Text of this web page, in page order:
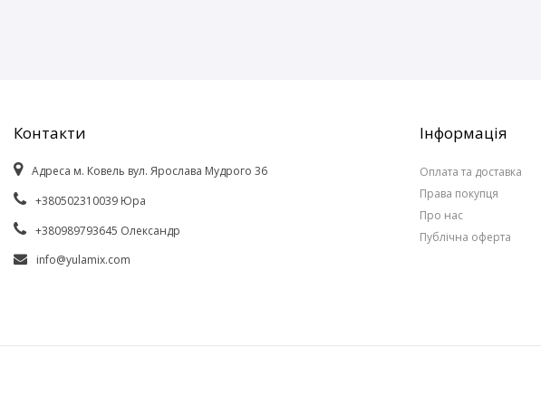
Контакти
Адреса м. Ковель вул. Ярослава Мудрого 36
+380502310039 Юра
+380989793645 Олександр
info@yulamix.com
Інформація
Оплата та доставка
Права покупця
Про нас
Публічна оферта